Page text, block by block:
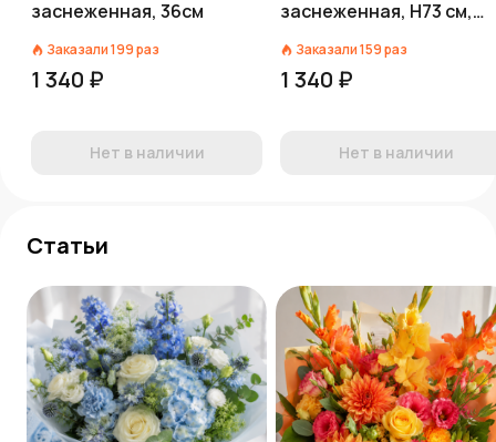
заснеженная, 36см
Заказали199раз
1 340 ₽
Нет в наличии
заснеженная, H73 см,
Заказали159раз
1 340 ₽
Нет в наличии
Статьи